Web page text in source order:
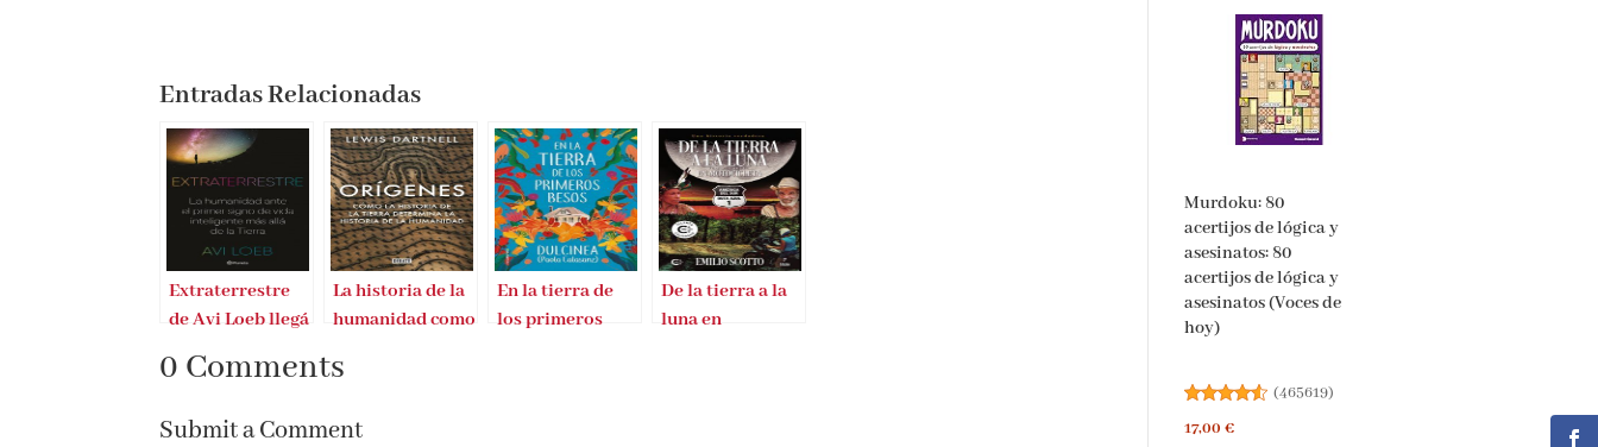
Entradas Relacionadas
Extraterrestre
de Avi Loeb llegá
La historia de la
humanidad como
habían contado
En la tierra de
los primeros
De la tierra a la
luna en
0 Comments
Submit a Comment
Murdoku: 80
acertijos de lógica y
asesinatos: 80
acertijos de lógica y
asesinatos (Voces de
hoy)
(465619)
17,00 €